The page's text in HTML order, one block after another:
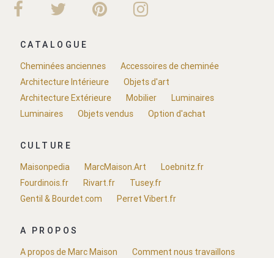
CATALOGUE
Cheminées anciennes
Accessoires de cheminée
Architecture Intérieure
Objets d'art
Architecture Extérieure
Mobilier
Luminaires
Luminaires
Objets vendus Option d'achat
CULTURE
Maisonpedia
MarcMaison.Art
Loebnitz.fr
Fourdinois.fr
Rivart.fr
Tusey.fr
Gentil & Bourdet.com
Perret Vibert.fr
A PROPOS
A propos de Marc Maison
Comment nous travaillons